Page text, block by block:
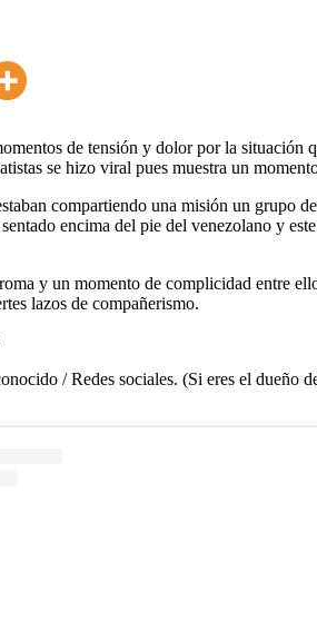
de tensión y dolor por la situación
se hizo viral pues muestra un
compartiendo una misión un grupo
encima del pie del venezolano y
y un momento de complicidad entre
lazos de compañerismo.
/ Redes sociales. (Si eres el dueño